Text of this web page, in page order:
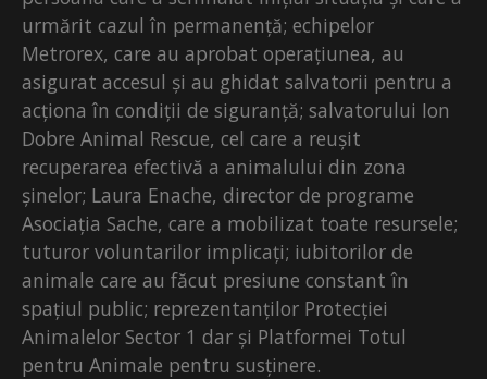
urmărit cazul în permanență; echipelor
Metrorex, care au aprobat operațiunea, au
asigurat accesul și au ghidat salvatorii pentru a
acționa în condiții de siguranță; salvatorului Ion
Dobre Animal Rescue, cel care a reușit
recuperarea efectivă a animalului din zona
șinelor; Laura Enache, director de programe
Asociația Sache, care a mobilizat toate resursele;
tuturor voluntarilor implicați; iubitorilor de
animale care au făcut presiune constant în
spațiul public; reprezentanților Protecției
Animalelor Sector 1 dar și Platformei Totul
pentru Animale pentru susținere.